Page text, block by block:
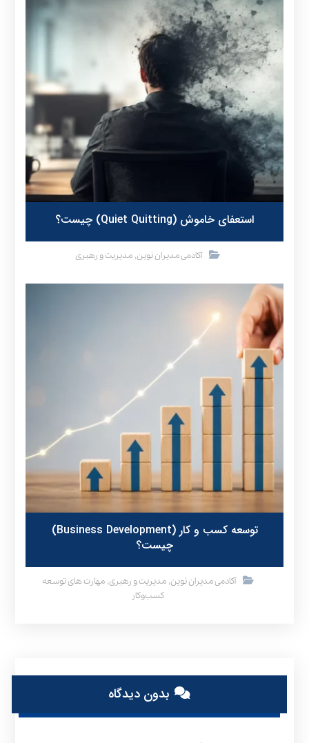
استعفای خاموش (Quiet Quitting) چیست؟
آکادمی مدیران نوین, مدیریت و رهبری
توسعه کسب و کار (Business Development)
چیست؟
آکادمی مدیران نوین,مدیریت و رهبری,مهارت های توسعه
کسب‌وکار
بدون دیدگاه